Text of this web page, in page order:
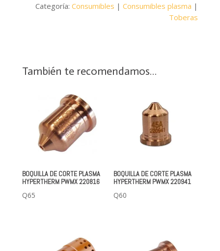
220854Categoría:Consumibles |Consumibles plasma |
Toberas
También te recomendamos…
BOQUILLA DE CORTE PLASMA
HYPERTHERM PWMX 220816
Q65
BOQUILLA DE CORTE PLASMA
HYPERTHERM PWMX 220941
Q60